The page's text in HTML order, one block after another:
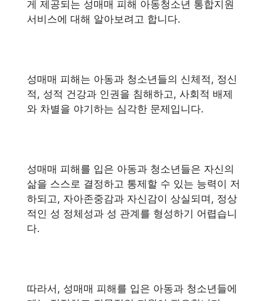
게 제공되는 성매매 피해 아동청소년 통합지원
서비스에 대해 알아보려고 합니다.
성매매 피해는 아동과 청소년들의 신체적, 정신
적, 성적 건강과 인권을 침해하고, 사회적 배제
와 차별을 야기하는 심각한 문제입니다.
성매매 피해를 입은 아동과 청소년들은 자신의
삶을 스스로 결정하고 통제할 수 있는 능력이 저
하되고, 자아존중감과 자신감이 상실되며, 정상
적인 성 정체성과 성 관계를 형성하기 어렵습니
다.
따라서, 성매매 피해를 입은 아동과 청소년들에